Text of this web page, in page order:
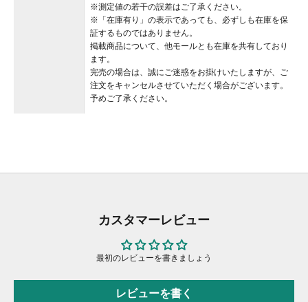
※測定値の若干の誤差はご了承ください。
※「在庫有り」の表示であっても、必ずしも在庫を保
証するものではありません。
掲載商品について、他モールとも在庫を共有しており
ます。
完売の場合は、誠にご迷惑をお掛けいたしますが、ご
注文をキャンセルさせていただく場合がございます。
予めご了承ください。
カスタマーレビュー
最初のレビューを書きましょう
レビューを書く